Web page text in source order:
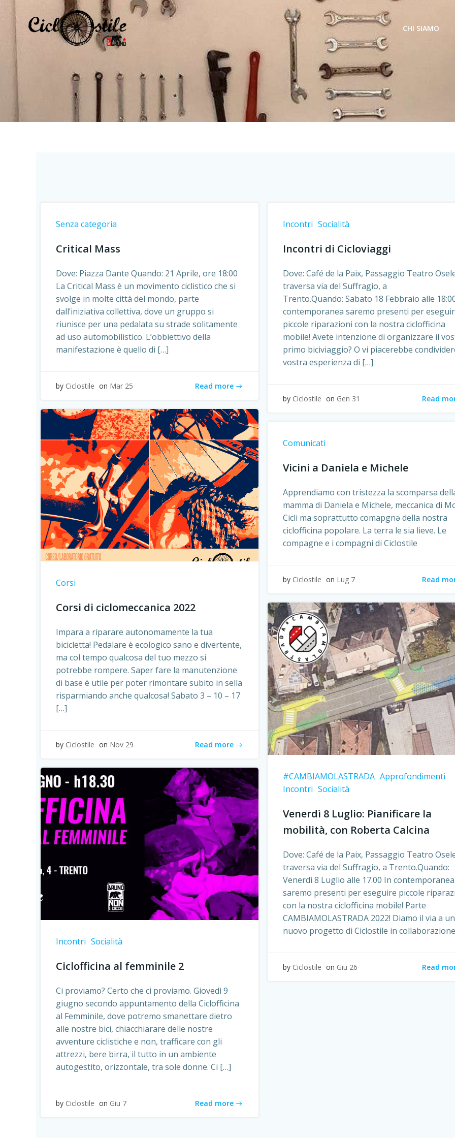
contenuto
CHI SIAMO
Senza categoria
Critical Mass
Dove: Piazza Dante Quando: 21 Aprile, ore 18:00
La Critical Mass è un movimento ciclistico che si
svolge in molte città del mondo, parte
dall’iniziativa collettiva, dove un gruppo si
riunisce per una pedalata su strade solitamente
ad uso automobilistico. L’obbiettivo della
manifestazione è quello di […]
by Ciclostile on Mar 25 Read more
Incontri Socialità
Incontri di Cicloviaggi
Dove: Café de la Paix, Passaggio Teatro
traversa via del Suffragio, a
Trento.Quando: Sabato 18 Febbraio alle
contemporanea saremo presenti per
piccole riparazioni con la nostra ciclofficina
mobile! Avete intenzione di organizzare il
primo biciviaggio? O vi piacerebbe
vostra esperienza di […]
by Ciclostile on Gen 31 Read
Corsi
Corsi di ciclomeccanica 2022
Impara a riparare autonomamente la tua
bicicletta! Pedalare è ecologico sano e divertente,
ma col tempo qualcosa del tuo mezzo si
potrebbe rompere. Saper fare la manutenzione
di base è utile per poter rimontare subito in sella
risparmiando anche qualcosa! Sabato 3 – 10 – 17
[…]
by Ciclostile on Nov 29 Read more
Comunicati
Vicini a Daniela e Michele
Apprendiamo con tristezza la scomparsa
mamma di Daniela e Michele, meccanicə di
Cicli ma soprattutto comapgnə della nostra
ciclofficina popolare. La terra le sia lieve. Le
compagne e i compagni di Ciclostile
by Ciclostile on Lug 7 Read
#CAMBIAMOLASTRADA Approfondimenti
Incontri Socialità
Venerdì 8 Luglio: Pianificare la
mobilità, con Roberta Calcina
Dove: Café de la Paix, Passaggio Teatro
traversa via del Suffragio, a Trento.Quando:
Venerdì 8 Luglio alle 17.00 In contemporanea
saremo presenti per eseguire piccole
con la nostra ciclofficina mobile! Parte
CAMBIAMOLASTRADA 2022! Diamo il via a un
nuovo progetto di Ciclostile in
by Ciclostile on Giu 26 Read
Incontri Socialità
Ciclofficina al femminile 2
Ci proviamo? Certo che ci proviamo. Giovedì 9
giugno secondo appuntamento della Ciclofficina
al Femminile, dove potremo smanettare dietro
alle nostre bici, chiacchiarare delle nostre
avventure ciclistiche e non, trafficare con gli
attrezzi, bere birra, il tutto in un ambiente
autogestito, orizzontale, tra sole donne. Ci […]
by Ciclostile on Giu 7 Read more